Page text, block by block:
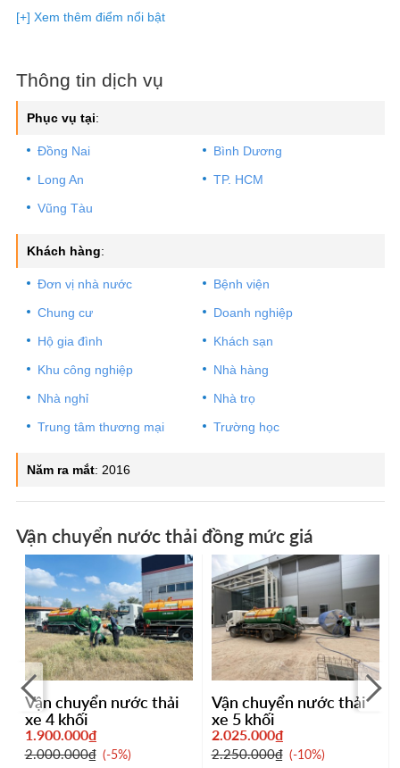
Xử lý nhanh gọn, vệ sinh sạch sẽ những vị trí đã làm việc sau
nhanh và tiện lợi).
100% đơn giá dịch vụ đã bao gồm VAT.
Hỗ trợ thanh toán tiền mặt, chuyển khoản, Visa, Momo,
QrCode khi thuê dịch vụ.
Cam kết đúng giá không vẽ vời.
[+] Xem thêm điểm nổi bật
Thông tin dịch vụ
Phục vụ tại:
Đồng Nai
Bình Dương
Long An
TP. HCM
Vũng Tàu
Khách hàng:
Đơn vị nhà nước
Bệnh viện
Chung cư
Doanh nghiệp
Hộ gia đình
Khách sạn
Khu công nghiệp
Nhà hàng
Nhà nghỉ
Nhà trọ
Trung tâm thương mại
Trường học
Năm ra mắt: 2016
Vận chuyển nước thải đồng mức giá
Vận chuyển nước thải
xe 4 khối
1.900.000₫
2.000.000₫ -5%
Vận chuyển nước thải
xe 5 khối
2.025.000₫
2.250.000₫ -10%